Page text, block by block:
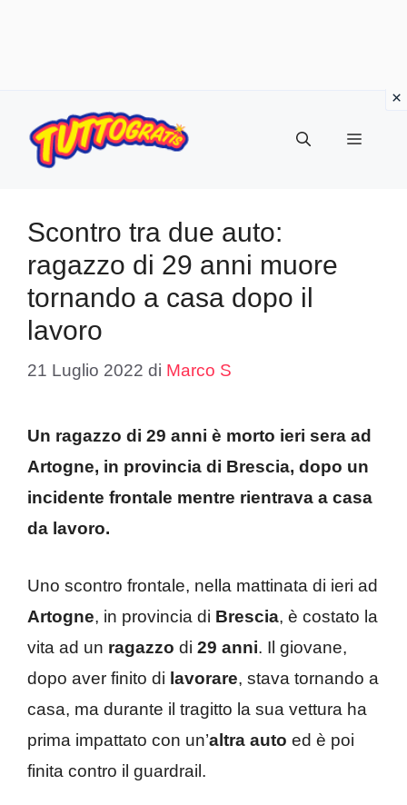
contenuto
Menu
Scontro tra due auto:
ragazzo di 29 anni muore
tornando a casa dopo il
lavoro
21 Luglio 2022 di Marco S
Un ragazzo di 29 anni è morto ieri sera ad
Artogne, in provincia di Brescia, dopo un
incidente frontale mentre rientrava a casa
da lavoro.
Uno scontro frontale, nella mattinata di ieri ad
Artogne, in provincia di Brescia, è costato la
vita ad un ragazzo di 29 anni. Il giovane,
dopo aver finito di lavorare, stava tornando a
casa, ma durante il tragitto la sua vettura ha
prima impattato con un’altra auto ed è poi
finita contro il guardrail.